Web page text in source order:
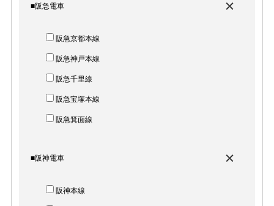
■阪急電車
阪急京都本線
阪急神戸本線
阪急千里線
阪急宝塚本線
阪急箕面線
■阪神電車
阪神本線